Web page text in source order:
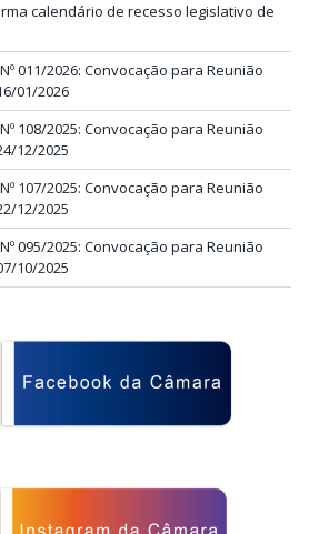
calendário de recesso legislativo de
011/2026: Convocação para Reunião
01/2026
108/2025: Convocação para Reunião
12/2025
107/2025: Convocação para Reunião
12/2025
095/2025: Convocação para Reunião
10/2025